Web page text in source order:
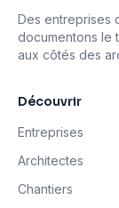
Des entreprises
documentons le
aux côtés des
Découvrir
Entreprises
Architectes
Chantiers